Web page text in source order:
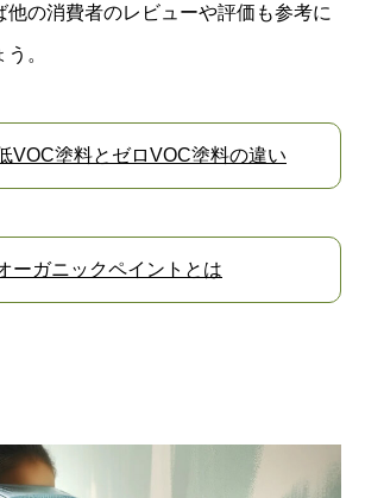
他の消費者のレビューや評価も参考に
。
VOC塗料とゼロVOC塗料の違い
ーガニックペイントとは